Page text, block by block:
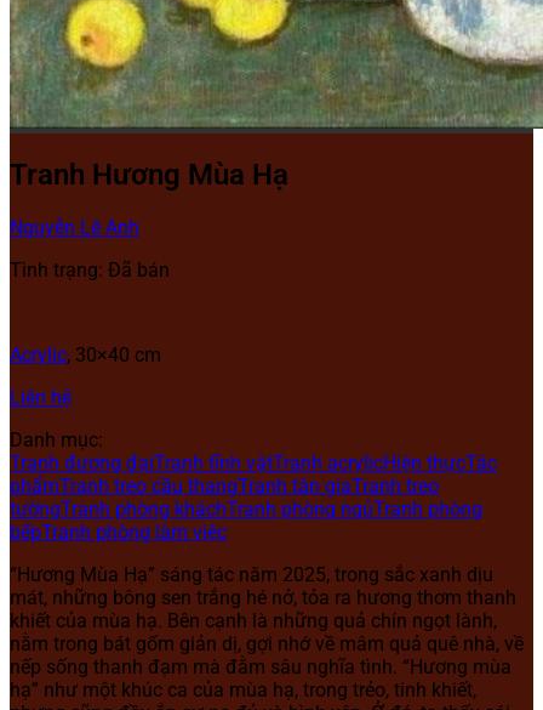
Tranh Hương Mùa Hạ
Nguyễn Lê Anh
Tình trạng: Đã bán
Acrylic, 30×40 cm
Liên hệ
Danh mục:
Tranh đương đạiTranh tĩnh vậtTranh acrylicHiện thựcTác
phẩmTranh treo cầu thangTranh tân giaTranh treo
tườngTranh phòng kháchTranh phòng ngủTranh phòng
bếpTranh phòng làm việc
“Hương Mùa Hạ” sáng tác năm 2025, trong sắc xanh dịu
mát, những bông sen trắng hé nở, tỏa ra hương thơm thanh
khiết của mùa hạ. Bên cạnh là những quả chín ngọt lành,
nằm trong bát gốm giản dị, gợi nhớ về mâm quả quê nhà, về
nếp sống thanh đạm mà đằm sâu nghĩa tình. “Hương mùa
hạ” như một khúc ca của mùa hạ, trong trẻo, tinh khiết,